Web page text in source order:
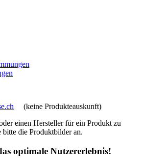
(keine Produkteauskunft)
einen Hersteller für ein Produkt zu
die Produktbilder an.
optimale Nutzererlebnis!